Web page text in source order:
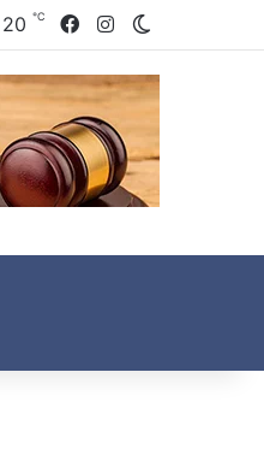
20 ℃ FacebookInstagram